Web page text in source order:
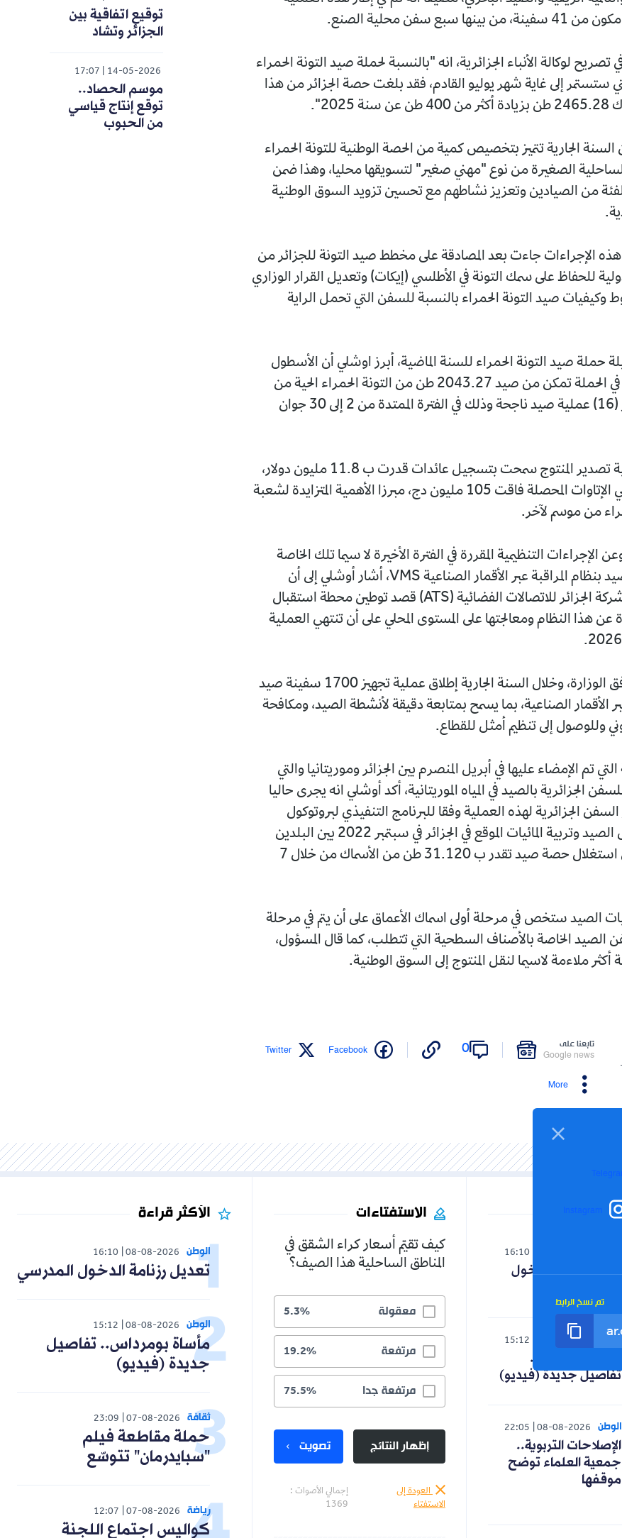
سبع سفن محلية الصنع.
لوكالة الأنباء الجزائرية، انه "بالنسبة لحملة صيد التونة الحمراء
ستستمر إلى غاية شهر يوليو القادم، فقد بلغت حصة الجزائر من هذا
السنة الجارية تتميز بتخصيص كمية من الحصة الوطنية للتونة الحمراء
الصغيرة من نوع "مهني صغير" لتسويقها محليا، وهذا ضمن
من الصيادين وتعزيز نشاطهم مع تحسين تزويد السوق الوطنية
الإجراءات جاءت بعد المصادقة على مخطط صيد التونة للجزائر من
للحفاظ على سمك التونة في الأطلسي (إيكات) وتعديل القرار الوزاري
وكيفيات صيد التونة الحمراء بالنسبة للسفن التي تحمل الراية
حملة صيد التونة الحمراء للسنة الماضية، أبرز اوشلي أن الأسطول
الوطني المشارك في الحملة تمكن من صيد 2043.27 طن من التونة الحمراء الحية من
خلال ستة عشر (16) عملية صيد ناجحة وذلك في الفترة الممتدة من 2 إلى 30 جوان
وأوضح أن عملية تصدير المنتوج سمحت بتسجيل عائدات قدرت ب 11.8 مليون دولار،
مضيفا أن إجمالي الإتاوات المحصلة فاقت 105 مليون دج، مبرزا الأهمية المتزايدة لشعبة
من موسم لآخر.
التنظيمية المقررة في الفترة الأخيرة لا سيما تلك الخاصة
بتزويد سفن الصيد بنظام المراقبة عبر الأقمار الصناعية VMS، أشار أوشلي إلى أن
العمل جار مع شركة الجزائر للاتصالات الفضائية (ATS) قصد توطين محطة استقبال
عن هذا النظام ومعالجتها على المستوى المحلي على أن تنتهي العملية
ومن المنتظر، وفق الوزارة، وخلال السنة الجارية إطلاق عملية تجهيز 1700 سفينة صيد
الأقمار الصناعية، بما يسمح بمتابعة دقيقة لأنشطة الصيد، ومكافحة
وللوصول إلى تنظيم أمثل للقطاع.
تم الإمضاء عليها في أبريل المنصرم بين الجزائر وموريتانيا والتي
الجزائرية بالصيد في المياه الموريتانية، أكد أوشلي انه يجرى حاليا
الجزائرية لهذه العملية وفقا للبرنامج التنفيذي لبروتوكول
التعاون في مجال الصيد وتربية المائيات الموقع في الجزائر في سبتمبر 2022 بين البلدين
والذي يهدف إلى استغلال حصة صيد تقدر ب 31.120 طن من الأسماك من خلال 7
الصيد ستخص في مرحلة أولى اسماك الأعماق على أن يتم في مرحلة
الصيد الخاصة بالأصناف السطحية التي تتطلب، كما قال المسؤول،
ملاءمة لاسيما لنقل المنتوج إلى السوق الوطنية.
توقيع اتفاقية بين
الجزائر وتشاد
14-05-2026
17:07
موسم الحصاد..
توقع إنتاج قياسي
من الحبوب
15/
تابعنا على
Google news
0
Facebook
Twitter
More
Instagram
تم نسخ الرابط
16:10
تعديل رزنامة الدخول
الوطن 08-08-2026
15:12
مأساة بومرداس..
تفاصيل جديدة (فيديو)
الوطن 08-08-2026
22:05
الإصلاحات التربوية..
جمعية العلماء توضح
موقفها
الاستفتاءات
كيف تقيّم أسعار كراء الشقق في
المناطق الساحلية هذا الصيف؟
معقولة 5.3%
مرتفعة 19.2%
مرتفعة جدا 75.5%
إظهار النتائج تصويت
العودة إلى
الاستفتاء
إجمالي الأصوات :
1369
الأكثر قراءة
الوطن 08-08-2026
16:10
تعديل رزنامة الدخول المدرسي
الوطن 08-08-2026
15:12
مأساة بومرداس.. تفاصيل
جديدة (فيديو)
ثقافة 07-08-2026
23:09
حملة مقاطعة فيلم
"سبايدرمان" تتوسّع
رياضة 07-08-2026
12:07
كواليس اجتماع اللجنة